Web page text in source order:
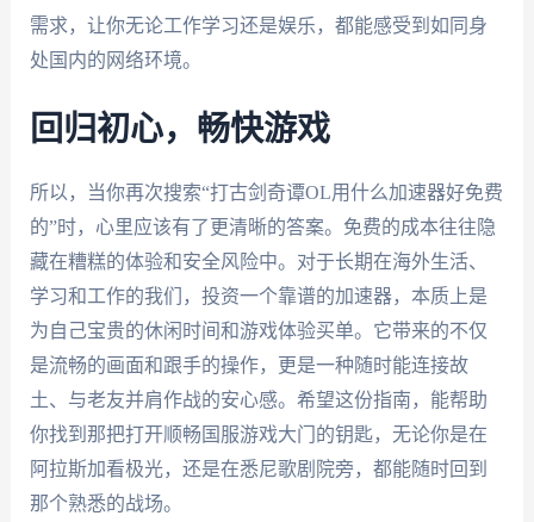
需求，让你无论工作学习还是娱乐，都能感受到如同身
处国内的网络环境。
回归初心，畅快游戏
所以，当你再次搜索“打古剑奇谭OL用什么加速器好免费
的”时，心里应该有了更清晰的答案。免费的成本往往隐
藏在糟糕的体验和安全风险中。对于长期在海外生活、
学习和工作的我们，投资一个靠谱的加速器，本质上是
为自己宝贵的休闲时间和游戏体验买单。它带来的不仅
是流畅的画面和跟手的操作，更是一种随时能连接故
土、与老友并肩作战的安心感。希望这份指南，能帮助
你找到那把打开顺畅国服游戏大门的钥匙，无论你是在
阿拉斯加看极光，还是在悉尼歌剧院旁，都能随时回到
那个熟悉的战场。